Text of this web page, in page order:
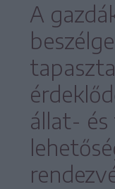
A
állat-